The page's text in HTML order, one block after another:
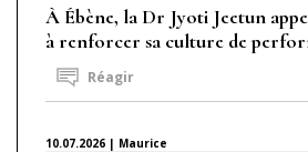
À Ébène, la Dr Jyoti Jeetun
à renforcer sa culture de
Réagir
10.07.2026 | Maurice